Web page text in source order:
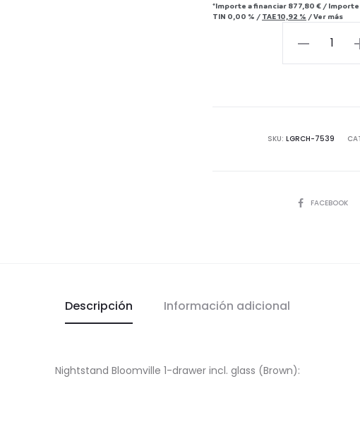
*Importe a financiar 877,80 € /
TIN 0,00 % / TAE10,92 % /Ver más
SKU: LGRCH-7539
COMPARTIR
FACEBOOK
Descripción Información adicional
Nightstand Bloomville 1-drawer incl. glass (Brown):